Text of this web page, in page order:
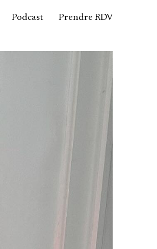
Podcast Prendre RDV